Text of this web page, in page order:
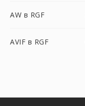
AW в RGF
AVIF в RGF